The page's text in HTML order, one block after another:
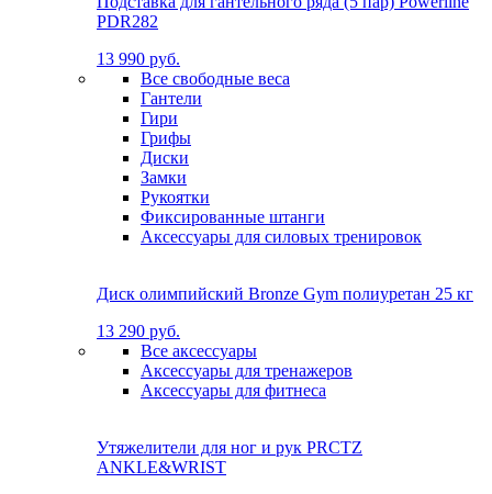
PDR282
13 990 руб.
Все свободные веса
Гантели
Гири
Грифы
Диски
Замки
Рукоятки
Фиксированные штанги
Аксессуары для силовых тренировок
Диск олимпийский Bronze Gym полиуретан 25 кг
13 290 руб.
Все аксессуары
Аксессуары для тренажеров
Аксессуары для фитнеса
Утяжелители для ног и рук PRCTZ
ANKLE&WRIST